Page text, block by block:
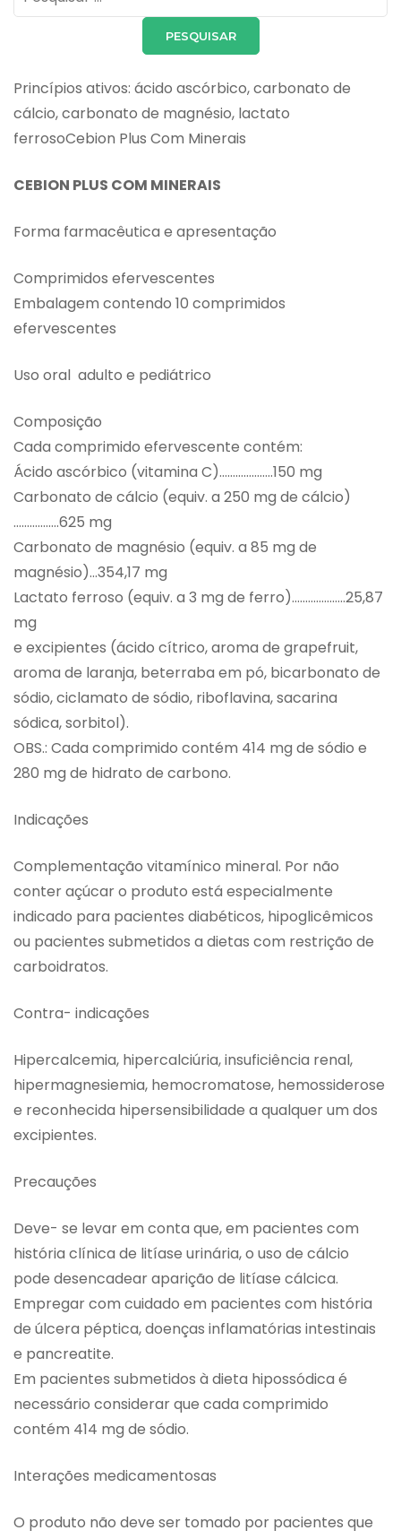
por:
Princípios ativos: ácido ascórbico, carbonato de
cálcio, carbonato de magnésio, lactato
ferrosoCebion Plus Com Minerais
CEBION PLUS COM MINERAIS
Forma farmacêutica e apresentação
Comprimidos efervescentes
Embalagem contendo 10 comprimidos
efervescentes
Uso oral adulto e pediátrico
Composição
Cada comprimido efervescente contém:
Ácido ascórbico (vitamina C)………………..150 mg
Carbonato de cálcio (equiv. a 250 mg de cálcio)
……………..625 mg
Carbonato de magnésio (equiv. a 85 mg de
magnésio)…354,17 mg
Lactato ferroso (equiv. a 3 mg de ferro)………………..25,87
mg
e excipientes (ácido cítrico, aroma de grapefruit,
aroma de laranja, beterraba em pó, bicarbonato de
sódio, ciclamato de sódio, riboflavina, sacarina
sódica, sorbitol).
OBS.: Cada comprimido contém 414 mg de sódio e
280 mg de hidrato de carbono.
Indicações
Complementação vitamínico mineral. Por não
conter açúcar o produto está especialmente
indicado para pacientes diabéticos, hipoglicêmicos
ou pacientes submetidos a dietas com restrição de
carboidratos.
Contra- indicações
Hipercalcemia, hipercalciúria, insuficiência renal,
hipermagnesiemia, hemocromatose, hemossiderose
e reconhecida hipersensibilidade a qualquer um dos
excipientes.
Precauções
Deve- se levar em conta que, em pacientes com
história clínica de litíase urinária, o uso de cálcio
pode desencadear aparição de litíase cálcica.
Empregar com cuidado em pacientes com história
de úlcera péptica, doenças inflamatórias intestinais
e pancreatite.
Em pacientes submetidos à dieta hipossódica é
necessário considerar que cada comprimido
contém 414 mg de sódio.
Interações medicamentosas
O produto não deve ser tomado por pacientes que